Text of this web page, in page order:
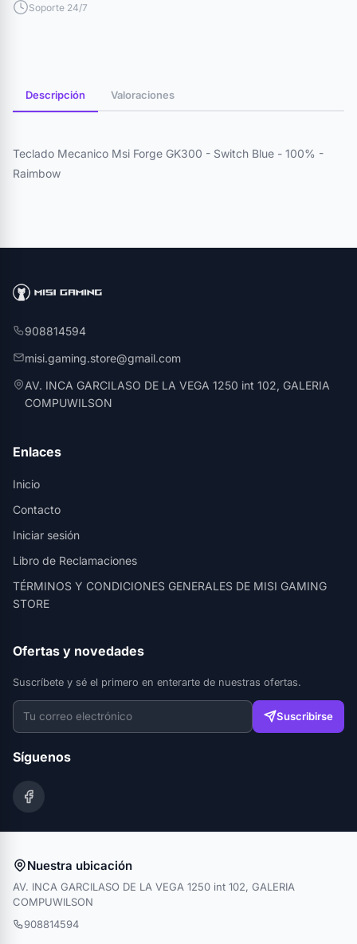
Soporte 24/7
Descripción Valoraciones
Teclado Mecanico Msi Forge GK300 - Switch Blue - 100% -
Raimbow
908814594
misi.gaming.store@gmail.com
AV. INCA GARCILASO DE LA VEGA 1250 int 102, GALERIA
COMPUWILSON
Enlaces
Inicio
Contacto
Iniciar sesión
Libro de Reclamaciones
TÉRMINOS Y CONDICIONES GENERALES DE MISI GAMING
STORE
Ofertas y novedades
Suscríbete y sé el primero en enterarte de nuestras ofertas.
Suscribirse
Síguenos
Nuestra ubicación
AV. INCA GARCILASO DE LA VEGA 1250 int 102, GALERIA
COMPUWILSON
908814594